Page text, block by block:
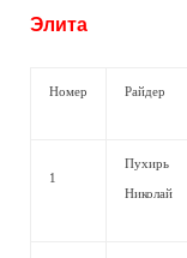
Элита
Номер Райдер
1
Пухирь
Николай